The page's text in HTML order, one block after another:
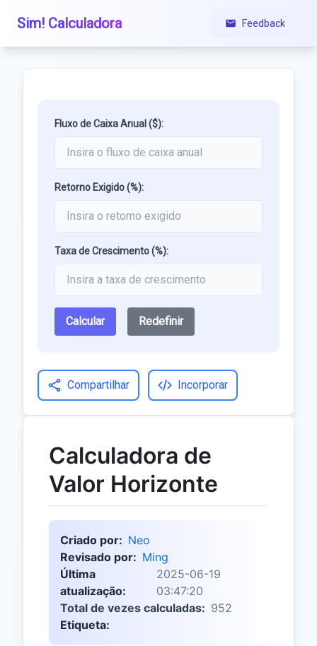
Sim! Calculadora Feedback
Fluxo de Caixa Anual ($):
Retorno Exigido (%):
Taxa de Crescimento (%):
Calcular Redefinir
Compartilhar Incorporar
Calculadora de
Valor Horizonte
Criado por: Neo
Revisado por: Ming
Última
atualização:
2025-06-19
03:47:20
Total de vezes calculadas: 952
Etiqueta: